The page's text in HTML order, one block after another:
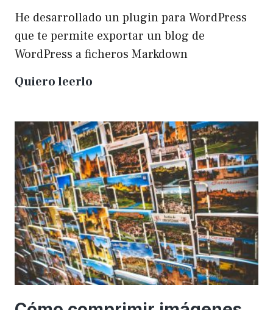
He desarrollado un plugin para WordPress
que te permite exportar un blog de
WordPress a ficheros Markdown
Quiero leerlo
exportar
un
WP
a
Markdown